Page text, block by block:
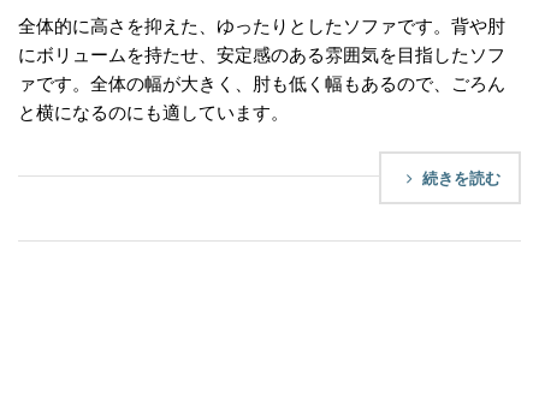
全体的に高さを抑えた、ゆったりとしたソファです。背や肘
にボリュームを持たせ、安定感のある雰囲気を目指したソフ
ァです。全体の幅が大きく、肘も低く幅もあるので、ごろん
と横になるのにも適しています。
続きを読む